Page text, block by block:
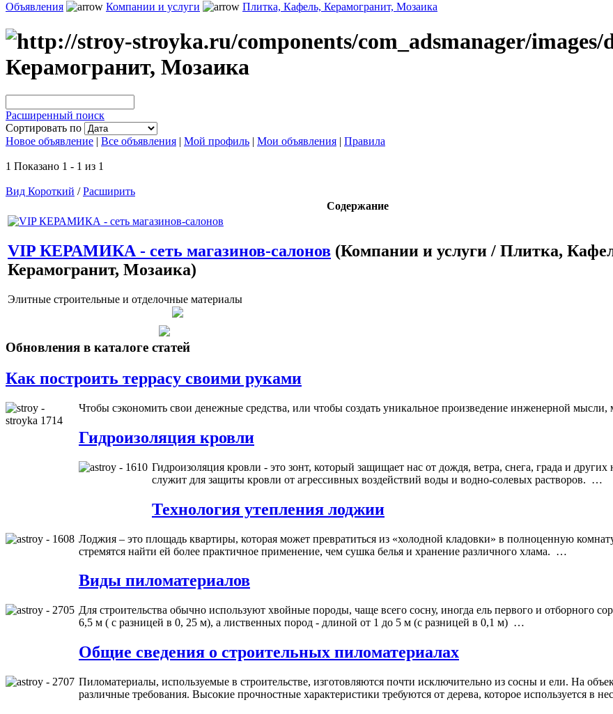
Объявления Компании и услуги Плитка, Кафель, Керамогранит, Мозаика
Керамогранит, Мозаика
Расширенный поиск
Сортировать по
Новое объявление | Все объявления | Мой профиль | Мои объявления | Правила
1 Показано 1 - 1 из 1
Вид Короткий /Расширить
Содержание
VIP КЕРАМИКА - сеть магазинов-салонов (Компании и услуги / Плитка,
Керамогранит, Мозаика)
Элитные строительные и отделочные материалы
Обновления в каталоге статей
Как построить террасу своими руками
Чтобы сэкономить свои денежные средства, или чтобы создать уникальное произведение инженерной
Гидроизоляция кровли
Гидроизоляция кровли - это зонт, который защищает нас от дождя, ветра, снега, града и
служит для защиты кровли от агрессивных воздействий воды и водно-солевых растворов. …
Технология утепления лоджии
Лоджия – это площадь квартиры, которая может превратиться из «холодной кладовки» в полноценную
стремятся найти ей более практичное применение, чем сушка белья и хранение различного хлама. …
Виды пиломатериалов
Для строительства обычно используют хвойные породы, чаще всего сосну, иногда ель первого и отборного
6,5 м ( с разницей в 0, 25 м), а лиственных пород - длиной от 1 до 5 м (с разницей в 0,1 м) …
Общие сведения о строительных пиломатериалах
Пиломатериалы, используемые в строительстве, изготовляются почти исключительно из сосны и ели. На
различные требования. Высокие прочностные характеристики требуются от дерева, которое используется в